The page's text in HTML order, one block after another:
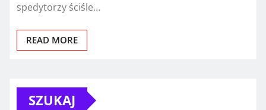
spedytorzy ściśle…
READ MORE
SZUKAJ